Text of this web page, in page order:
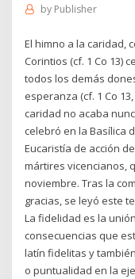
by Publisher
El himno a la caridad,
Corintios (cf. 1 Co 13)
todos los demás
esperanza (cf. 1 Co
caridad no acaba
celebró en la Basílica
Eucaristía de acción
mártires vicencianos,
noviembre. Tras la
gracias, se leyó este
La fidelidad es la
consecuencias que
latín fidelitas y
o puntualidad en la